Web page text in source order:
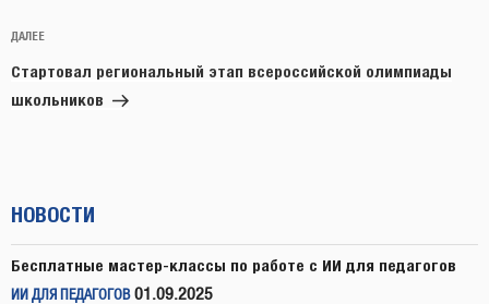
Следующая
запись
ДАЛЕЕ
Стартовал региональный этап всероссийской олимпиады
школьников
НОВОСТИ
Бесплатные мастер-классы по работе с ИИ для педагогов
ИИ ДЛЯ ПЕДАГОГОВ 01.09.2025